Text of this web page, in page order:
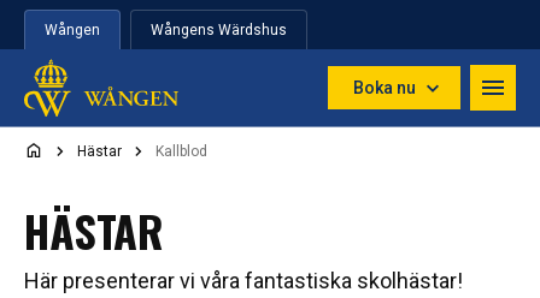
Hoppa till innehåll
Wången Wångens Wärdshus
Boka nu
Hästar Kallblod
HÄSTAR
Här presenterar vi våra fantastiska skolhästar!